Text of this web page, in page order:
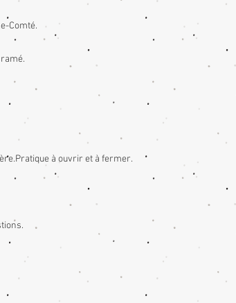
Comté.
à ouvrir et à fermer.